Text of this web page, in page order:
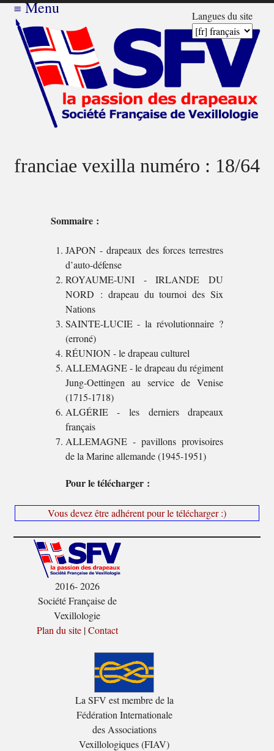
Langues du site
≡Menu
franciae vexilla numéro : 18/64
Sommaire :
JAPON - drapeaux des forces terrestres
d’auto-défense
ROYAUME-UNI - IRLANDE DU
NORD : drapeau du tournoi des Six
Nations
SAINTE-LUCIE - la révolutionnaire ?
(erroné)
RÉUNION - le drapeau culturel
ALLEMAGNE - le drapeau du régiment
Jung-Oettingen au service de Venise
(1715-1718)
ALGÉRIE - les derniers drapeaux
français
ALLEMAGNE - pavillons provisoires
de la Marine allemande (1945-1951)
Pour le télécharger :
Vous devez être adhérent pour le télécharger :)
2016- 2026
Société Française de
Vexillologie
Plan du site|Contact
La SFV est membre de la
Fédération Internationale
des Associations
Vexillologiques (FIAV)